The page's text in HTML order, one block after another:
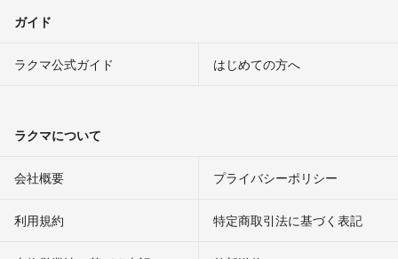
ガイド
ラクマ公式ガイド はじめての方へ
ラクマについて
会社概要 プライバシーポリシー
利用規約 特定商取引法に基づく表記